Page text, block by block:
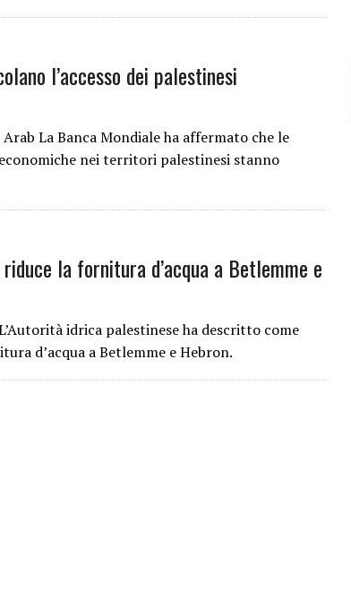
l’accesso dei palestinesi
La Banca Mondiale ha affermato che le
nei territori palestinesi stanno
la fornitura d’acqua a Betlemme e
idrica palestinese ha descritto come
d’acqua a Betlemme e Hebron.